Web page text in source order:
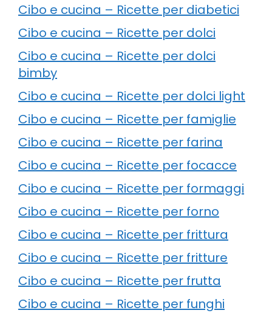
Cibo e cucina – Ricette per diabetici
Cibo e cucina – Ricette per dolci
Cibo e cucina – Ricette per dolci
bimby
Cibo e cucina – Ricette per dolci light
Cibo e cucina – Ricette per famiglie
Cibo e cucina – Ricette per farina
Cibo e cucina – Ricette per focacce
Cibo e cucina – Ricette per formaggi
Cibo e cucina – Ricette per forno
Cibo e cucina – Ricette per frittura
Cibo e cucina – Ricette per fritture
Cibo e cucina – Ricette per frutta
Cibo e cucina – Ricette per funghi